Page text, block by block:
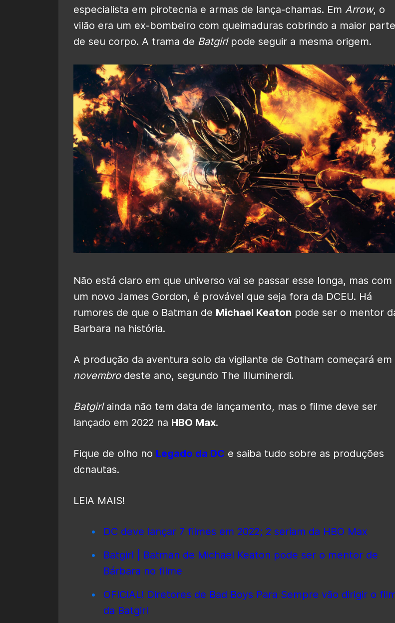
especialista em pirotecnia e armas de lança-chamas. Em Arrow, o
vilão era um ex-bombeiro com queimaduras cobrindo a maior parte
de seu corpo. A trama de Batgirlpode seguir a mesma origem.
Não está claro em que universo vai se passar esse longa, mas com
um novo James Gordon, é provável que seja fora da DCEU. Há
rumores de que o Batman de Michael Keaton pode ser o mentor
Barbara na história.
A produção da aventura solo da vigilante de Gotham começará em
novembrodeste ano, segundo The Illuminerdi.
Batgirlainda não tem data de lançamento, mas o filme deve ser
lançado em 2022 na HBO Max.
Fique de olho no Legado da DC e saiba tudo sobre as produções
dcnautas.
LEIA MAIS!
DC deve lançar 7 filmes em 2022; 2 seriam da HBO Max
Batgirl | Batman de Michael Keaton pode ser o mentor de
Bárbara no filme
OFICIAL! Diretores de Bad Boys Para Sempre vão dirigir o
da Batgirl